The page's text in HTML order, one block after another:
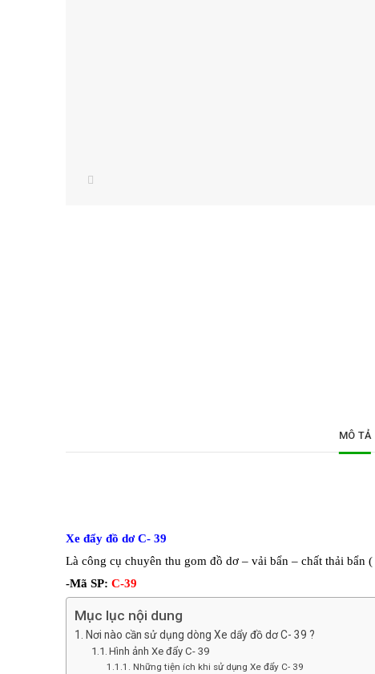
MÔ TẢ
Xe đẩy đồ dơ C- 39
Là công cụ chuyên thu gom đồ dơ – vải bẩn – chất thải bẩn (
-Mã SP: C-39
Mục lục nội dung
Nơi nào cần sử dụng dòng Xe dẩy đồ dơ C- 39 ?
Hình ảnh Xe đẩy C- 39
Những tiện ích khi sử dụng Xe đẩy C- 39